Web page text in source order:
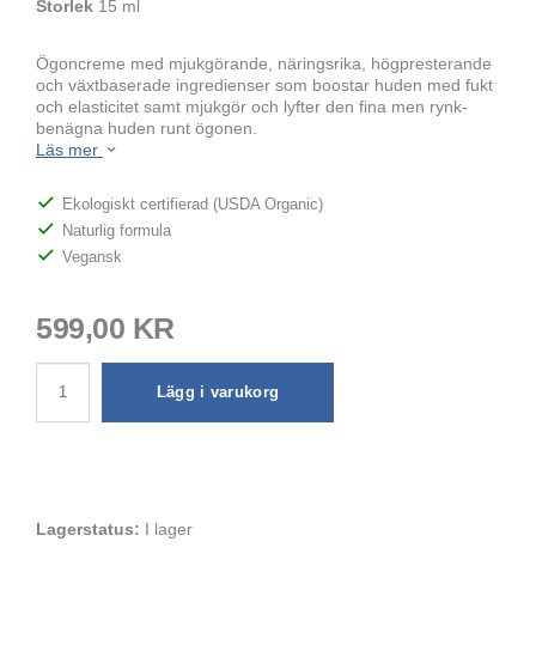
Storlek 15 ml
Ögoncreme med mjukgörande, näringsrika, högpresterande
och växtbaserade ingredienser som boostar huden med fukt
och elasticitet samt mjukgör och lyfter den fina men rynk-
benägna huden runt ögonen.
Läs mer
Ekologiskt certifierad (USDA Organic)
Naturlig formula
Vegansk
599,00 KR
Lägg i varukorg
Lagerstatus: I lager